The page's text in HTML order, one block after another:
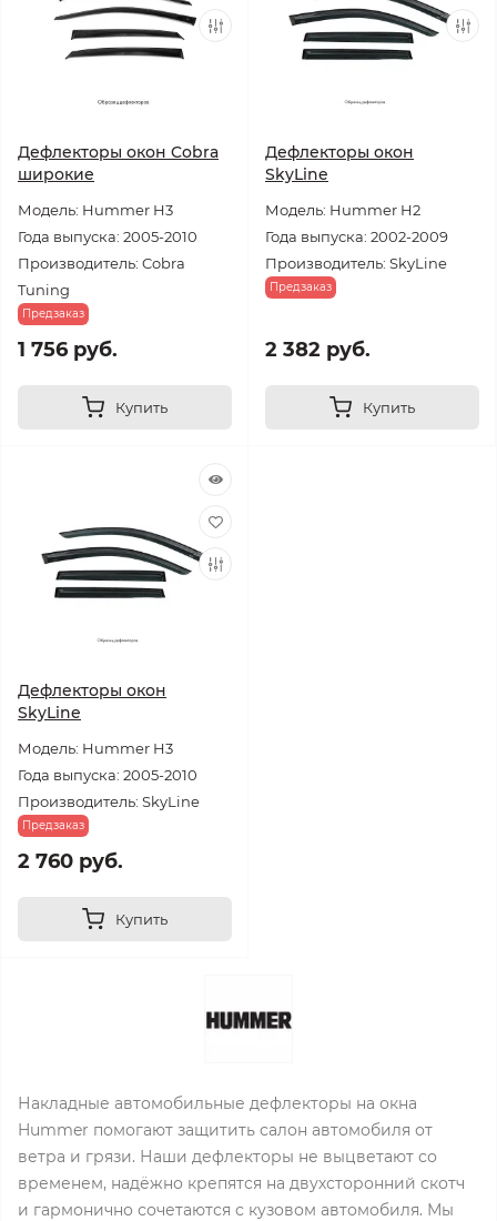
Дефлекторы окон Cobra
широкие
Модель: Hummer H3
Года выпуска: 2005-2010
Производитель: Cobra
Tuning
Предзаказ
1 756 руб.
Купить
Дефлекторы окон
SkyLine
Модель: Hummer H2
Года выпуска: 2002-2009
Производитель: SkyLine
Предзаказ
2 382 руб.
Купить
Дефлекторы окон
SkyLine
Модель: Hummer H3
Года выпуска: 2005-2010
Производитель: SkyLine
Предзаказ
2 760 руб.
Купить
Накладные автомобильные дефлекторы на окна
Hummer помогают защитить салон автомобиля от
ветра и грязи. Наши дефлекторы не выцветают со
временем, надёжно крепятся на двухсторонний скотч
и гармонично сочетаются с кузовом автомобиля. Мы